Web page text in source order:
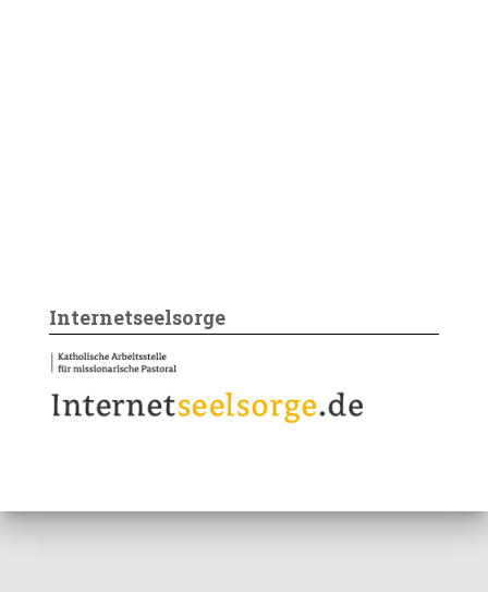
Internetseelsorge